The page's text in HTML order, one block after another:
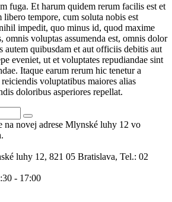
fuga. Et harum quidem rerum facilis est et
tempore, cum soluta nobis est
impedit, quo minus id, quod maxime
omnis voluptas assumenda est, omnis dolor
autem quibusdam et aut officiis debitis aut
eveniet, ut et voluptates repudiandae sint
Itaque earum rerum hic tenetur a
voluptatibus maiores alias
doloribus asperiores repellat.
na novej adrese Mlynské luhy 12 vo
luhy 12, 821 05 Bratislava, Tel.: 02
- 17:00